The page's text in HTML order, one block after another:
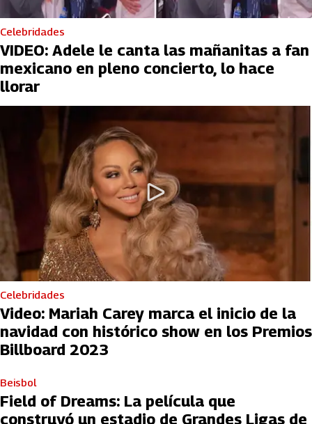
Celebridades
VIDEO: Adele le canta las mañanitas a fan
mexicano en pleno concierto, lo hace
llorar
Celebridades
Video: Mariah Carey marca el inicio de la
navidad con histórico show en los Premios
Billboard 2023
Beisbol
Field of Dreams: La película que
construyó un estadio de Grandes Ligas de